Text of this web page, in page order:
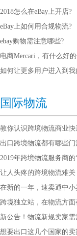
2018怎么在eBay上开店?
eBay上如何用合规物流?
ebay购物需注意哪些?
电商Mercari，有什么好
如何让更多用户进入到我
国际物流
教你认识跨境物流商业快
出口跨境物流都有哪些门
2019年跨境物流服务商
让人头疼的跨境物流难关
在新的一年，速卖通中
跨境独立站，在物流方面
新公告！物流新规卖家需
想要出口这几个国家的卖